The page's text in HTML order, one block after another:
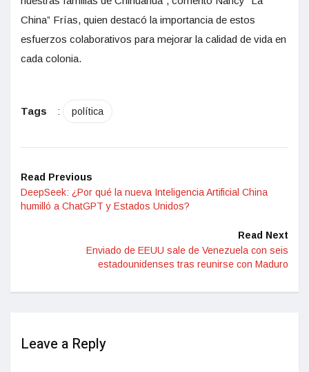
China” Frías, quien destacó la importancia de estos
esfuerzos colaborativos para mejorar la calidad de vida en
cada colonia.
Tags : política
Read Previous
DeepSeek: ¿Por qué la nueva Inteligencia Artificial China
humilló a ChatGPT y Estados Unidos?
Read Next
Enviado de EEUU sale de Venezuela con seis
estadounidenses tras reunirse con Maduro
Leave a Reply